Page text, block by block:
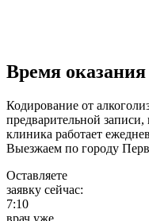
Время оказания
Кодирование от
предварительной
клиника работает
Выезжаем по городу
Оставляете
заявку сейчас:
7:10